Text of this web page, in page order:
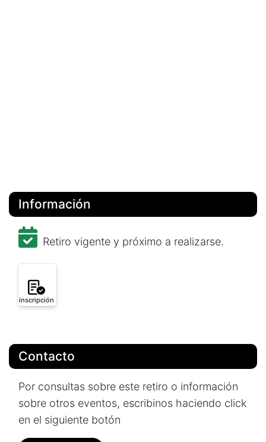
Información
Retiro vigente y próximo a realizarse.
inscripción
Contacto
Por consultas sobre este retiro o información
sobre otros eventos, escribinos haciendo click
en el siguiente botón